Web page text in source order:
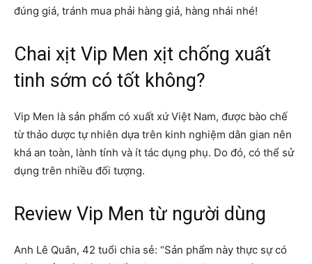
đúng giá, tránh mua phải hàng giả, hàng nhái nhé!
Chai xịt Vip Men xịt chống xuất
tinh sớm có tốt không?
Vip Men là sản phẩm có xuất xứ Việt Nam, được bào chế
từ thảo dược tự nhiên dựa trên kinh nghiệm dân gian nên
khá an toàn, lành tính và ít tác dụng phụ. Do đó, có thể sử
dụng trên nhiều đối tượng.
Review Vip Men từ người dùng
Anh Lê Quân, 42 tuổi chia sẻ: “Sản phẩm này thực sự có